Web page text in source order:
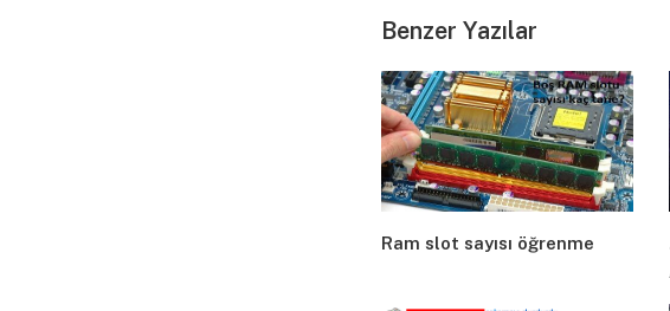
Benzer Yazılar
Ram slot sayısı öğrenme